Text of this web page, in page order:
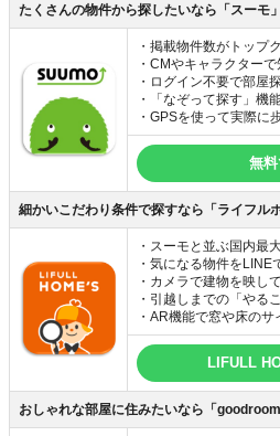
たくさんの物件から探したいなら「スーモ」
・掲載物件数がトップ
・CMやキャラクター
・ログイン不要で部屋
・「なぞって探す」機
・GPSを使って実際に
無
細かいこだわり条件で探すなら「ライフル
・スーモと並ぶ国内最
・気になる物件をLINE
・カメラで建物を映し
・引越しまでの「やる
・AR機能で窓や床の
LIFULL
おしゃれな部屋に住みたいなら「goodroom